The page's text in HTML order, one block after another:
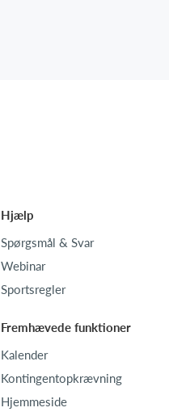
Hjælp
Spørgsmål & Svar
Webinar
Sportsregler
Fremhævede funktioner
Kalender
Kontingentopkrævning
Hjemmeside